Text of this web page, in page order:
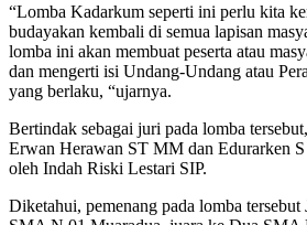
“Lomba Kadarkum seperti ini perlu kita
budayakan kembali di semua lapisan
lomba ini akan membuat peserta atau
dan mengerti isi Undang-Undang atau
yang berlaku, “ujarnya.
Bertindak sebagai juri pada lomba
Erwan Herawan ST MM dan Edurarken
oleh Indah Riski Lestari SIP.
Diketahui, pemenang pada lomba tersebut